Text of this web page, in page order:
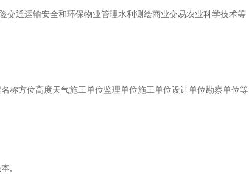
交通运输安全和环保物业管理水利测绘商业交易农业科学技术等
称方位高度天气施工单位监理单位施工单位设计单位勘察单位等
;